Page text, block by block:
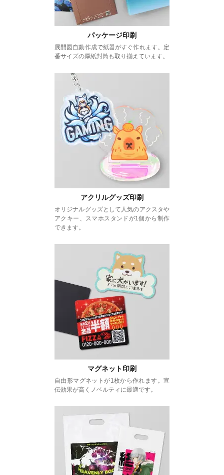
パッケージ印刷
展開図自動作成で紙器がすぐ作れます。定
番サイズの厚紙封筒も取り揃えています。
アクリルグッズ印刷
オリジナルグッズとして人気のアクスタや
アクキー、スマホスタンドが1個から制作
できます。
マグネット印刷
自由形マグネットが1枚から作れます。宣
伝効果が高くノベルティに最適です。